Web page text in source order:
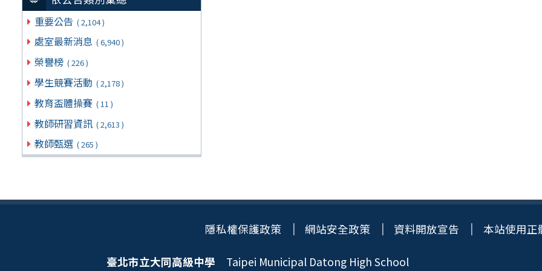
重要公告 ( 2,104 )
處室最新消息 ( 6,940 )
榮譽榜 ( 226 )
學生競賽活動 ( 2,178 )
教育盃體操賽 ( 11 )
教師研習資訊 ( 2,613 )
教師甄選 ( 265 )
隱私權保護政策 網站安全政策 資料開放宣告 本站使用正
臺北市立大同高級中學 Taipei Municipal Datong High School